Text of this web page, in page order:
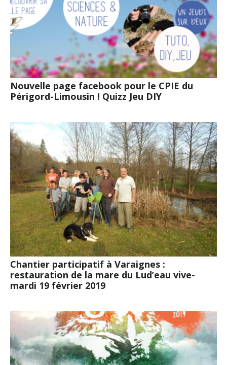
Nouvelle page facebook pour le CPIE du
Périgord-Limousin ! Quizz Jeu DIY
Chantier participatif à Varaignes :
restauration de la mare du Lud’eau vive-
mardi 19 février 2019